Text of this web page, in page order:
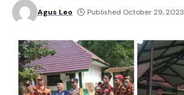
Agus Leo Published October 29, 2023